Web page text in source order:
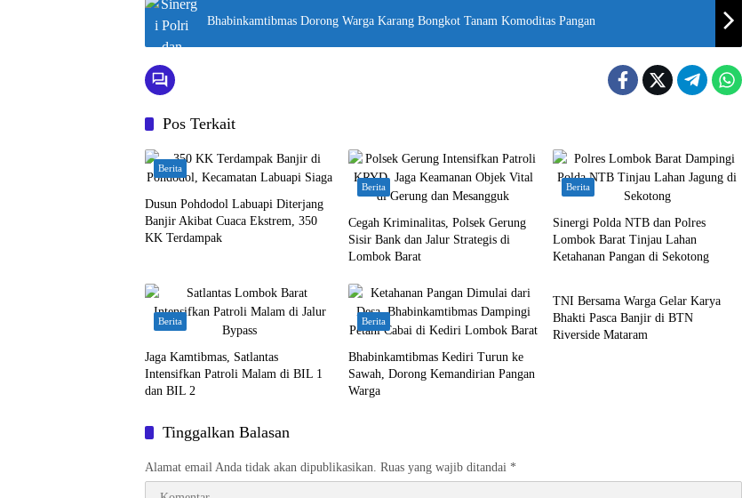
Bhabinkamtibmas Dorong Warga Karang Bongkot Tanam Komoditas Pangan
Pos Terkait
Berita
Dusun Pohdodol Labuapi Diterjang
Banjir Akibat Cuaca Ekstrem, 350
KK Terdampak
Berita
Cegah Kriminalitas, Polsek Gerung
Sisir Bank dan Jalur Strategis di
Lombok Barat
Berita
Sinergi Polda NTB dan Polres
Lombok Barat Tinjau Lahan
Ketahanan Pangan di Sekotong
Berita
Jaga Kamtibmas, Satlantas
Intensifkan Patroli Malam di BIL 1
dan BIL 2
Berita
Bhabinkamtibmas Kediri Turun ke
Sawah, Dorong Kemandirian Pangan
Warga
TNI Bersama Warga Gelar Karya
Bhakti Pasca Banjir di BTN
Riverside Mataram
Tinggalkan Balasan
Alamat email Anda tidak akan dipublikasikan. Ruas yang wajib ditandai *